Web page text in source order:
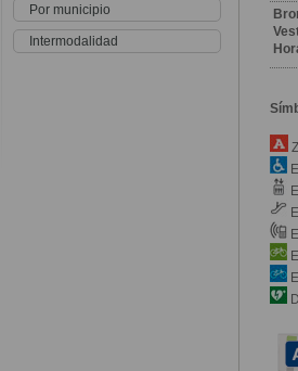
Por municipio
Intermodalidad